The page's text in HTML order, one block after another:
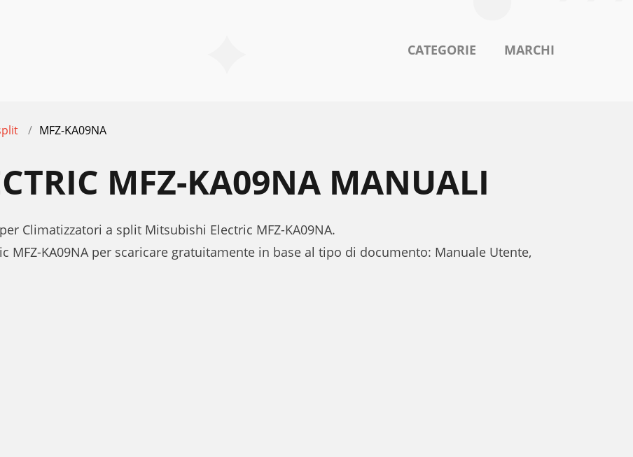
CATEGORIE MARCHI
MFZ-KA09NA
MFZ-KA09NA MANUALI
Climatizzatori a split Mitsubishi Electric MFZ-KA09NA.
KA09NA per scaricare gratuitamente in base al tipo di documento: Manuale Utente,